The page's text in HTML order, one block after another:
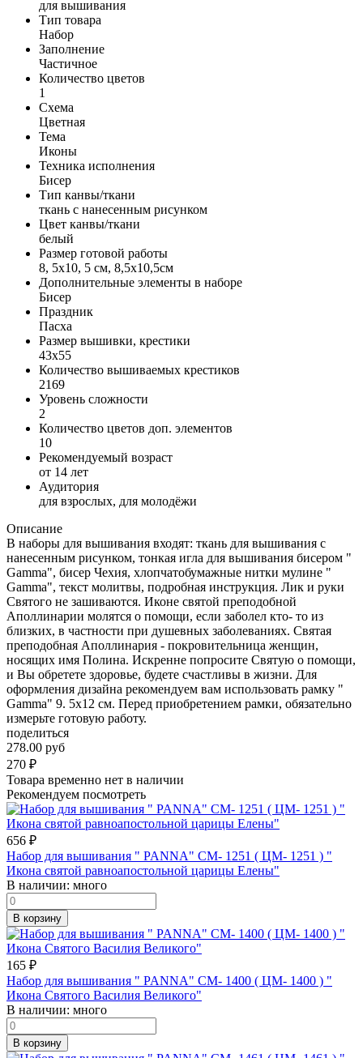
для вышивания
Тип товара
Набор
Заполнение
Частичное
Количество цветов
1
Схема
Цветная
Тема
Иконы
Техника исполнения
Бисер
Тип канвы/ткани
ткань с нанесенным рисунком
Цвет канвы/ткани
белый
Размер готовой работы
8, 5x10, 5 см, 8,5x10,5см
Дополнительные элементы в наборе
Бисер
Праздник
Пасха
Размер вышивки, крестики
43x55
Количество вышиваемых крестиков
2169
Уровень сложности
2
Количество цветов доп. элементов
10
Рекомендуемый возраст
от 14 лет
Аудитория
для взрослых, для молодёжи
Описание
В наборы для вышивания входят: ткань для вышивания с
нанесенным рисунком, тонкая игла для вышивания бисером "
Gamma", бисер Чехия, хлопчатобумажные нитки мулине "
Gamma", текст молитвы, подробная инструкция. Лик и руки
Святого не зашиваются. Иконе святой преподобной
Аполлинарии молятся о помощи, если заболел кто- то из
близких, в частности при душевных заболеваниях. Святая
преподобная Аполлинария - покровительница женщин,
носящих имя Полина. Искренне попросите Святую о помощи,
и Вы обретете здоровье, будете счастливы в жизни. Для
оформления дизайна рекомендуем вам использовать рамку "
Gamma" 9. 5х12 см. Перед приобретением рамки, обязательно
измерьте готовую работу.
поделиться
278.00 руб
270 ₽
Товара временно нет в наличии
Рекомендуем посмотреть
656 ₽
Набор для вышивания " PANNA" CM- 1251 ( ЦМ- 1251 ) "
Икона святой равноапостольной царицы Елены"
В наличии: много
В корзину
165 ₽
Набор для вышивания " PANNA" CM- 1400 ( ЦМ- 1400 ) "
Икона Святого Василия Великого"
В наличии: много
В корзину